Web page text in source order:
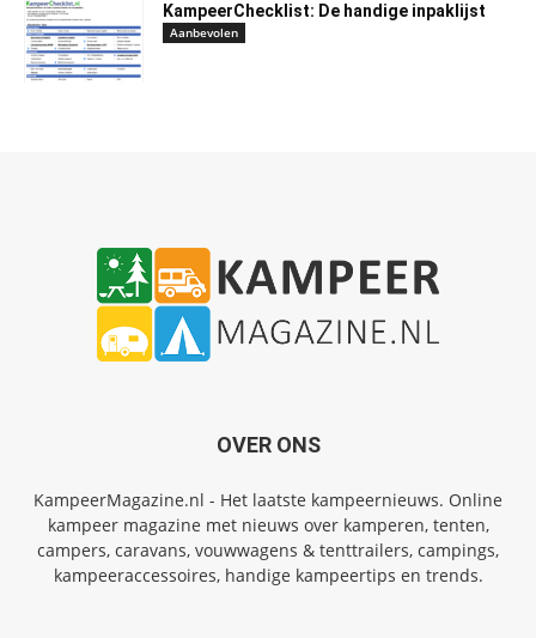
KampeerChecklist: De handige inpaklijst
Aanbevolen
OVER ONS
KampeerMagazine.nl - Het laatste kampeernieuws. Online
kampeer magazine met nieuws over kamperen, tenten,
campers, caravans, vouwwagens & tenttrailers, campings,
kampeeraccessoires, handige kampeertips en trends.